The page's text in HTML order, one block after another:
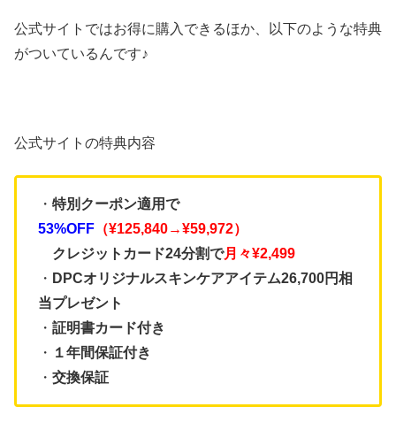
公式サイトではお得に購入できるほか、以下のような特典
がついているんです♪
公式サイトの特典内容
・ 特別クーポン適用で
53%OFF （¥125,840→¥59,972）
クレジットカード24分割で月々¥2,499
・ DPCオリジナルスキンケアアイテム26,700円相
当プレゼント
・ 証明書カード付き
・ １年間保証付き
・ 交換保証